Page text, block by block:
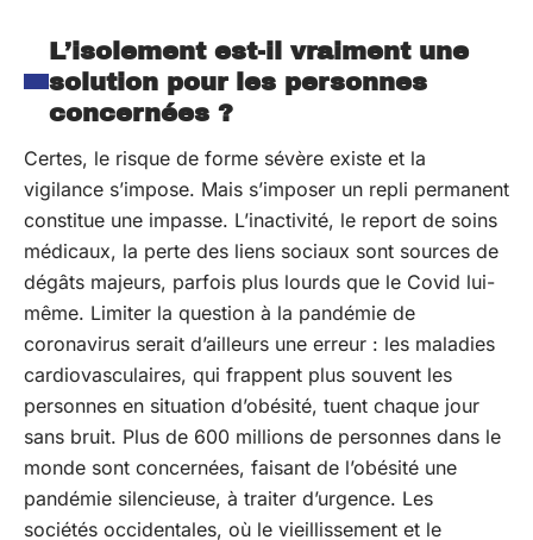
L’isolement est-il vraiment une
solution pour les personnes
concernées ?
Certes, le risque de forme sévère existe et la
vigilance s’impose. Mais s’imposer un repli permanent
constitue une impasse. L’inactivité, le report de soins
médicaux, la perte des liens sociaux sont sources de
dégâts majeurs, parfois plus lourds que le Covid lui-
même. Limiter la question à la pandémie de
coronavirus serait d’ailleurs une erreur : les maladies
cardiovasculaires, qui frappent plus souvent les
personnes en situation d’obésité, tuent chaque jour
sans bruit. Plus de 600 millions de personnes dans le
monde sont concernées, faisant de l’obésité une
pandémie silencieuse, à traiter d’urgence. Les
sociétés occidentales, où le vieillissement et le